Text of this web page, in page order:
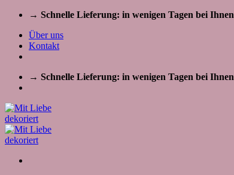
Zum
springen
→ Schnelle Lieferung: in wenigen Tagen bei Ihnen
Über uns
Kontakt
→ Schnelle Lieferung: in wenigen Tagen bei Ihnen